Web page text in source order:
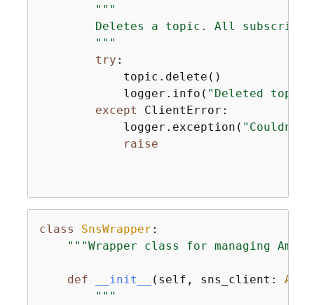
"""
Deletes a topic. All
        """
try :
            topic.delete()
            logger.info(
"Deleted topic
except ClientError:
            logger.exception(
"Couldn't
raise
class SnsWrapper :
"""Wrapper class for managing
def __init__ ( self, sns_client: Any
"""